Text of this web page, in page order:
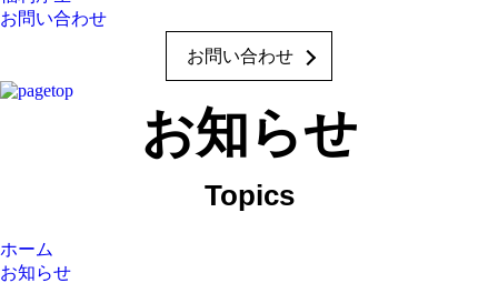
お問い合わせ
お問い合わせ
お知らせ
ホーム
お知らせ